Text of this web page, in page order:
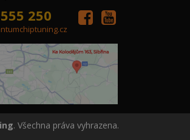
250
. Všechna práva vyhrazena.